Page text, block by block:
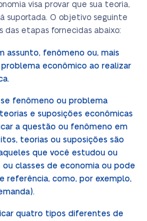
visa provar que sua teoria,
suportada. O objetivo seguinte
das etapas fornecidas abaixo:
assunto, fenômeno ou, mais
econômico ao realizar
fenômeno ou problema
e suposições econômicas
a questão ou fenômeno em
teorias ou suposições são
que você estudou ou
ou classes de economia ou pode
referência, como, por exemplo,
quatro tipos diferentes de